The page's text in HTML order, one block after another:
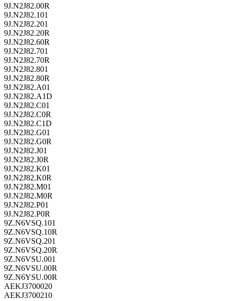
9J.N2J82.00R
9J.N2J82.101
9J.N2J82.201
9J.N2J82.20R
9J.N2J82.60R
9J.N2J82.701
9J.N2J82.70R
9J.N2J82.801
9J.N2J82.80R
9J.N2J82.A01
9J.N2J82.A1D
9J.N2J82.C01
9J.N2J82.C0R
9J.N2J82.C1D
9J.N2J82.G01
9J.N2J82.G0R
9J.N2J82.J01
9J.N2J82.J0R
9J.N2J82.K01
9J.N2J82.K0R
9J.N2J82.M01
9J.N2J82.M0R
9J.N2J82.P01
9J.N2J82.P0R
9Z.N6VSQ.101
9Z.N6VSQ.10R
9Z.N6VSQ.201
9Z.N6VSQ.20R
9Z.N6VSU.001
9Z.N6VSU.00R
9Z.N6YSU.00R
AEKJ3700020
AEKJ3700210